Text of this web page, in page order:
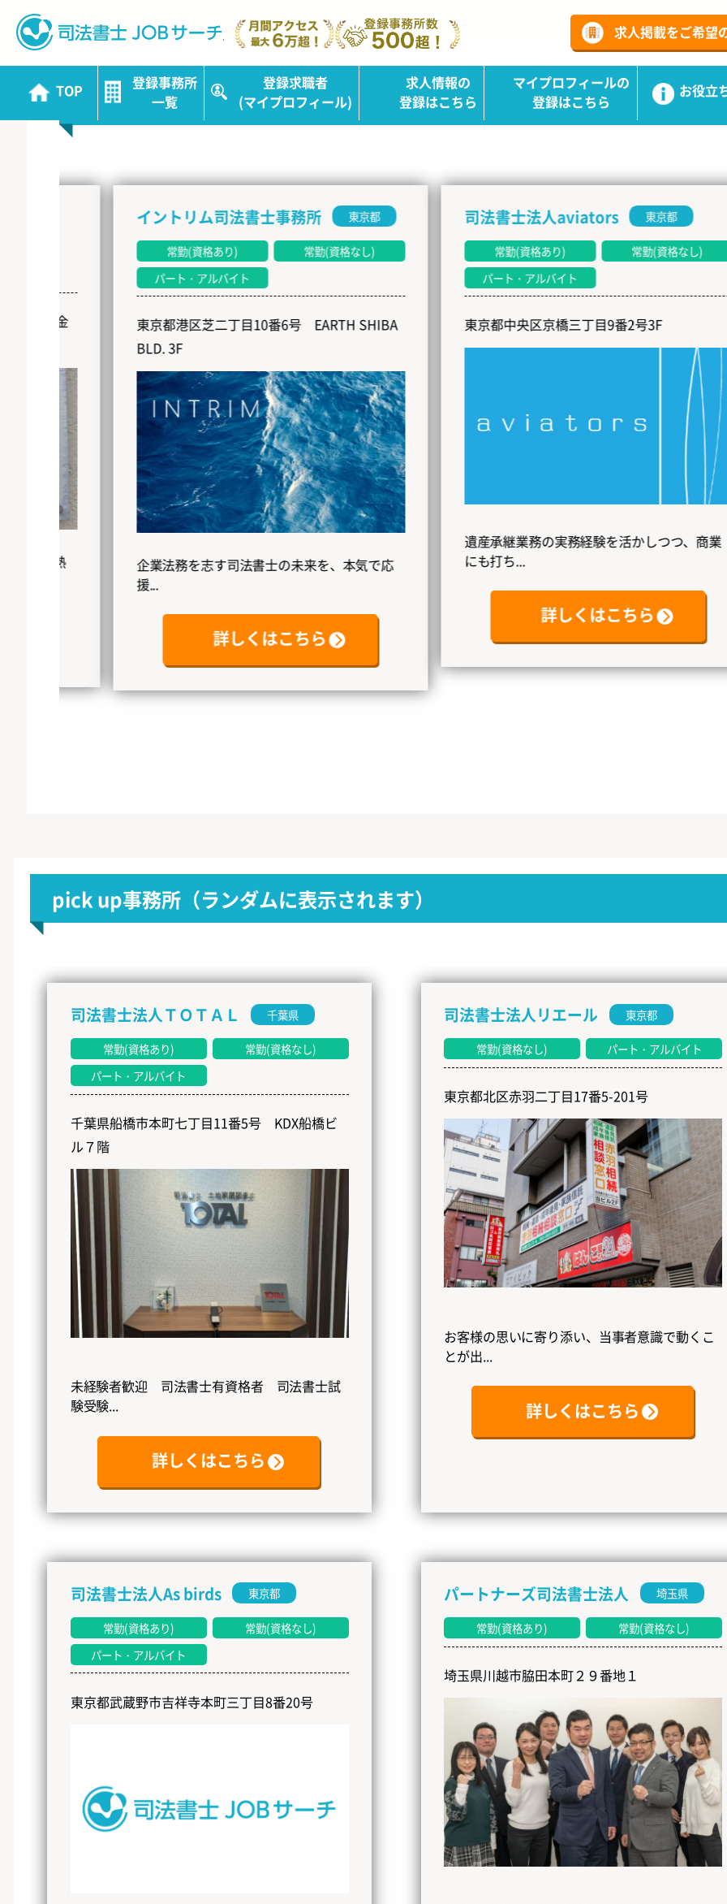
司法書士JOBサーチ 求人掲載をご希望
TOP
登録事務所
一覧
登録求職者
(マイプロフィール)
求人情報の
登録はこちら
マイプロフィールの
登録はこちら
お役立
新着事務所
イントリム司法書士事務所 東京都
常勤(資格あり)
常勤(資格なし)
パート・アルバイト
東京都港区芝二丁目10番6号 EARTH SHIBA
企業法務を志す司法書士の未来を、本気で応
詳しくはこちら
司法書士法人aviators 東京都
常勤(資格あり)
常勤(資格なし)
パート・アルバイト
東京都中央区京橋三丁目9番2号3F
遺産承継業務の実務経験を活かしつつ、商業
にも打ち...
詳しくはこちら
pick up事務所（ランダムに表示されます）
司法書士法人ＴＯＴＡＬ 千葉県
常勤(資格あり)
常勤(資格なし)
パート・アルバイト
千葉県船橋市本町七丁目11番5号 KDX船橋ビ
ル７階
未経験者歓迎 司法書士有資格者 司法書士試
験受験...
詳しくはこちら
司法書士法人リエール 東京都
常勤(資格なし) パート・アルバイト
東京都北区赤羽二丁目17番5-201号
お客様の思いに寄り添い、当事者意識で動くこ
とが出...
詳しくはこちら
司法書士法人As birds 東京都
常勤(資格あり)
常勤(資格なし)
パート・アルバイト
東京都武蔵野市吉祥寺本町三丁目8番20号
パートナーズ司法書士法人 埼玉県
常勤(資格あり) 常勤(資格なし)
埼玉県川越市脇田本町２９番地１